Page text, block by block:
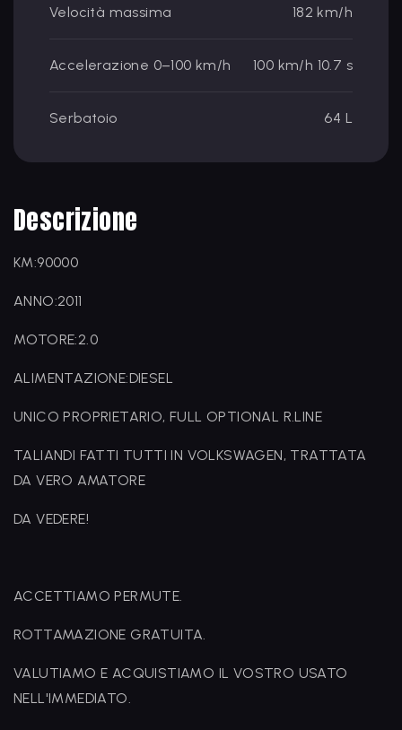
Velocità massima 182 km/h
Accelerazione 0–100 km/h 100 km/h 10.7 s
Serbatoio 64 L
Descrizione
KM:90000
ANNO:2011
MOTORE:2.0
ALIMENTAZIONE:DIESEL
UNICO PROPRIETARIO, FULL OPTIONAL R.LINE
TALIANDI FATTI TUTTI IN VOLKSWAGEN, TRATTATA
DA VERO AMATORE
DA VEDERE!
ACCETTIAMO PERMUTE.
ROTTAMAZIONE GRATUITA.
VALUTIAMO E ACQUISTIAMO IL VOSTRO USATO
NELL'IMMEDIATO.